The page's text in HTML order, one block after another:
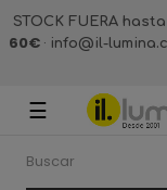
STOCK FUERA
60€· info@il-
Navegación
palanca
☰